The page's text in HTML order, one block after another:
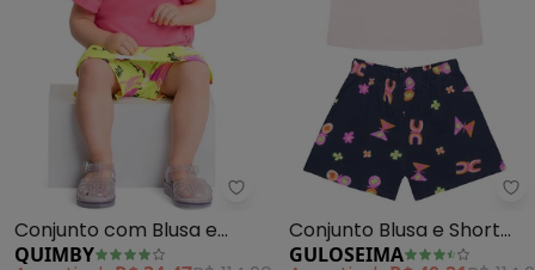
Quimby - Conjunto com Blusa
Conjunto com Blusa e
Saia para Bebê (Rosa)
QUIMBY
Conjunto Blusa e Short
em Cotton (Rosa)
GULOSEIMA